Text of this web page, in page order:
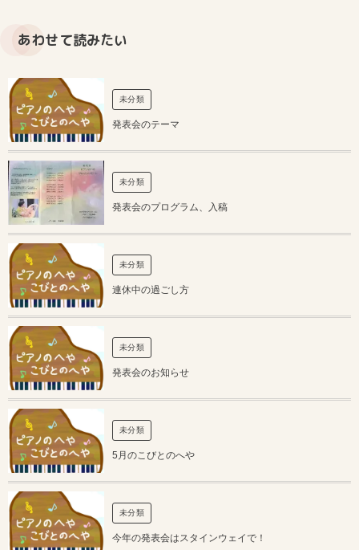
あわせて読みたい
未分類
発表会のテーマ
未分類
発表会のプログラム、入稿
未分類
連休中の過ごし方
未分類
発表会のお知らせ
未分類
5月のこびとのへや
未分類
今年の発表会はスタインウェイで！